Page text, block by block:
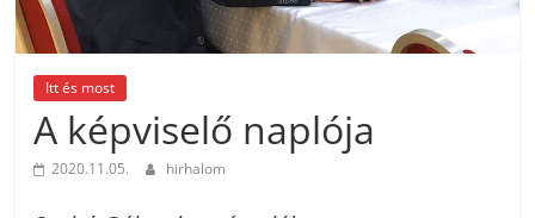
Itt és most
A képviselő naplója
2020.11.05. hirhalom